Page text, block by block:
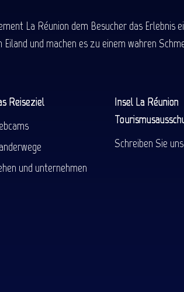
La Réunion dem Besucher das Erlebnis
Eiland und machen es zu einem wahren
Reiseziel
und unternehmen
Insel La Réunion
Schreiben Sie uns